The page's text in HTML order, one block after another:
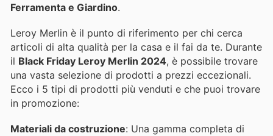
Ferramenta e Giardino.
Leroy Merlin è il punto di riferimento per chi cerca
articoli di alta qualità per la casa e il fai da te. Durante
il Black Friday Leroy Merlin 2024, è possibile trovare
una vasta selezione di prodotti a prezzi eccezionali.
Ecco i 5 tipi di prodotti più venduti e che puoi trovare
in promozione:
Materiali da costruzione: Una gamma completa di